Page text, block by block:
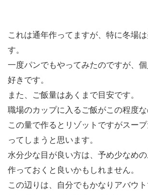
これは通年作ってますが、特に冬場
す。
一度パンでもやってみたのですが、
好きです。
また、ご飯量はあくまで目安です。
職場のカップに入るご飯がこの程度
この量で作るとリゾットですがスー
ってしまうと思います。
水分少な目が良い方は、予め少なめ
作っておくと良いかもしれません。
この辺りは、自分でもかなりアバウ